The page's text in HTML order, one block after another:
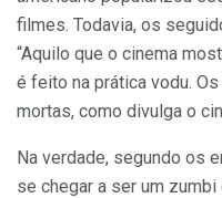
filmes. Todavia, os
“Aquilo que o cinema
é feito na prática vodu.
mortas, como divulga o
Na verdade, segundo os
se chegar a ser um